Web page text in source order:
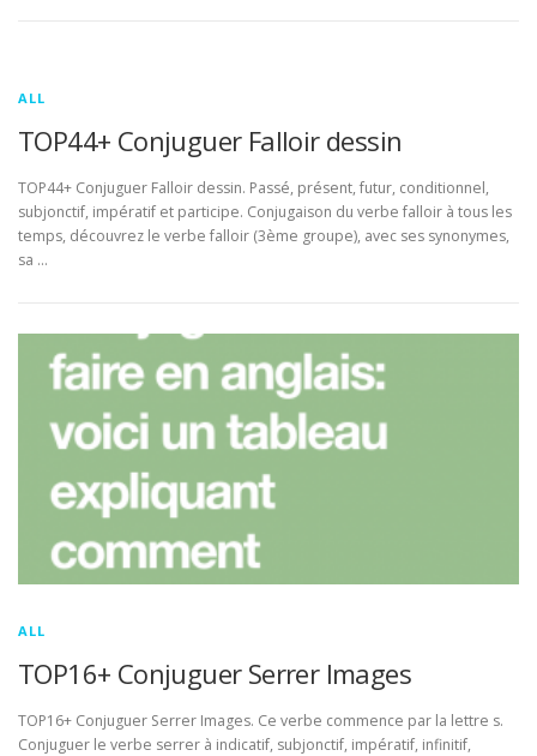
ALL
TOP44+ Conjuguer Falloir dessin
TOP44+ Conjuguer Falloir dessin. Passé, présent, futur, conditionnel,
subjonctif, impératif et participe. Conjugaison du verbe falloir à tous les
temps, découvrez le verbe falloir (3ème groupe), avec ses synonymes,
sa …
ALL
TOP16+ Conjuguer Serrer Images
TOP16+ Conjuguer Serrer Images. Ce verbe commence par la lettre s.
Conjuguer le verbe serrer à indicatif, subjonctif, impératif, infinitif,